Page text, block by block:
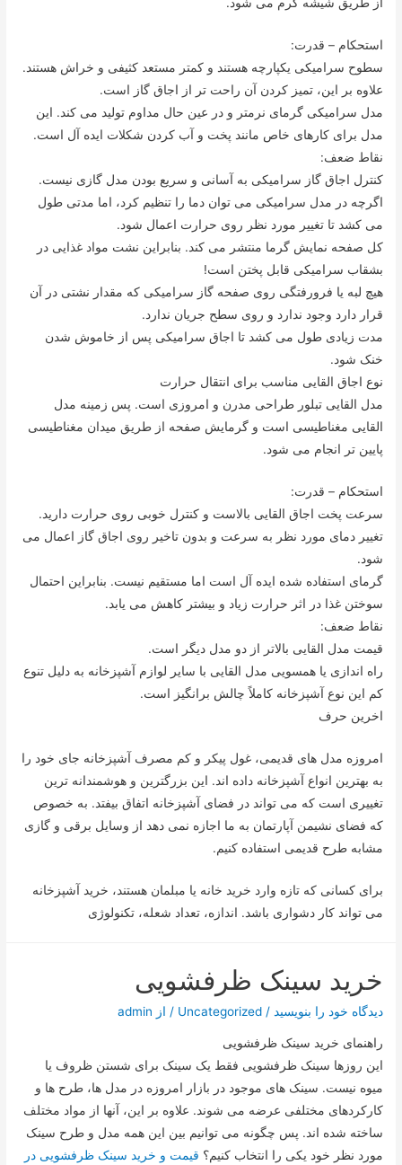
از طریق شیشه گرم می شود.
استحکام – قدرت:
سطوح سرامیکی یکپارچه هستند و کمتر مستعد کثیفی و خراش هستند.
علاوه بر این، تمیز کردن آن راحت تر از اجاق گاز است.
مدل سرامیکی گرمای نرمتر و در عین حال مداوم تولید می کند. این
مدل برای کارهای خاص مانند پخت و آب کردن شکلات ایده آل است.
نقاط ضعف:
کنترل اجاق گاز سرامیکی به آسانی و سریع بودن مدل گازی نیست.
اگرچه در مدل سرامیکی می توان دما را تنظیم کرد، اما مدتی طول
می کشد تا تغییر مورد نظر روی حرارت اعمال شود.
کل صفحه نمایش گرما منتشر می کند. بنابراین نشت مواد غذایی در
بشقاب سرامیکی قابل پختن است!
هیچ لبه یا فرورفتگی روی صفحه گاز سرامیکی که مقدار نشتی در آن
قرار دارد وجود ندارد و روی سطح جریان ندارد.
مدت زیادی طول می کشد تا اجاق سرامیکی پس از خاموش شدن
خنک شود.
نوع اجاق القایی مناسب برای انتقال حرارت
مدل القایی تبلور طراحی مدرن و امروزی است. پس زمینه مدل
القایی مغناطیسی است و گرمایش صفحه از طریق میدان مغناطیسی
پایین تر انجام می شود.
استحکام – قدرت:
سرعت پخت اجاق القایی بالاست و کنترل خوبی روی حرارت دارید.
تغییر دمای مورد نظر به سرعت و بدون تاخیر روی اجاق گاز اعمال می
شود.
گرمای استفاده شده ایده آل است اما مستقیم نیست. بنابراین احتمال
سوختن غذا در اثر حرارت زیاد و بیشتر کاهش می یابد.
نقاط ضعف:
قیمت مدل القایی بالاتر از دو مدل دیگر است.
راه اندازی یا همسویی مدل القایی با سایر لوازم آشپزخانه به دلیل تنوع
کم این نوع آشپزخانه کاملاً چالش برانگیز است.
اخرین حرف
امروزه مدل های قدیمی، غول پیکر و کم مصرف آشپزخانه جای خود را
به بهترین انواع آشپزخانه داده اند. این بزرگترین و هوشمندانه ترین
تغییری است که می تواند در فضای آشپزخانه اتفاق بیفتد. به خصوص
که فضای نشیمن آپارتمان به ما اجازه نمی دهد از وسایل برقی و گازی
مشابه طرح قدیمی استفاده کنیم.
برای کسانی که تازه وارد خرید خانه یا مبلمان هستند، خرید آشپزخانه
می تواند کار دشواری باشد. اندازه، تعداد شعله، تکنولوژی
خرید سینک ظرفشویی
دیدگاه‌ خود را بنویسید /
Uncategorized / از admin
راهنمای خرید سینک ظرفشویی
این روزها سینک ظرفشویی فقط یک سینک برای شستن ظروف یا
میوه نیست. سینک های موجود در بازار امروزه در مدل ها، طرح ها و
کارکردهای مختلفی عرضه می شوند. علاوه بر این، آنها از مواد مختلف
ساخته شده اند. پس چگونه می توانیم بین این همه مدل و طرح سینک
مورد نظر خود یکی را انتخاب کنیم؟ قیمت و خرید سینک ظرفشویی در